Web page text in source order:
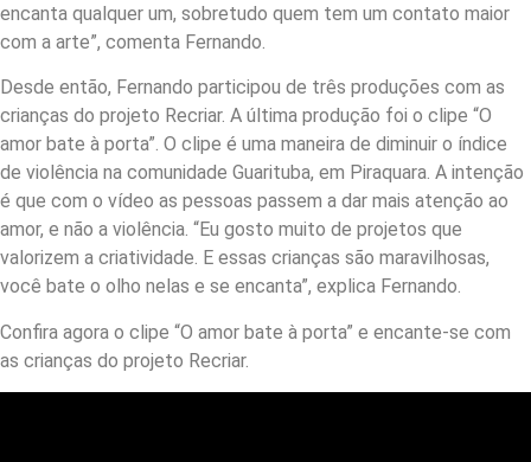
encanta qualquer um, sobretudo quem tem um contato maior
com a arte”, comenta Fernando.
Desde então, Fernando participou de três produções com as
crianças do projeto Recriar. A última produção foi o clipe “O
amor bate à porta”. O clipe é uma maneira de diminuir o índice
de violência na comunidade Guarituba, em Piraquara. A intenção
é que com o vídeo as pessoas passem a dar mais atenção ao
amor, e não a violência. “Eu gosto muito de projetos que
valorizem a criatividade. E essas crianças são maravilhosas,
você bate o olho nelas e se encanta”, explica Fernando.
Confira agora o clipe “O amor bate à porta” e encante-se com
as crianças do projeto Recriar.